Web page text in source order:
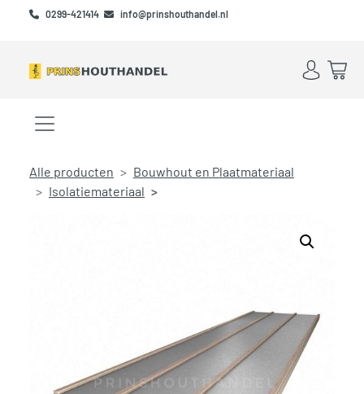
Skip to main content
Skip to footer
0299-421414 info@prinshouthandel.nl
Account
Menu openen/sluiten
Alle producten
Bouwhout en Plaatmateriaal
Isolatiemateriaal